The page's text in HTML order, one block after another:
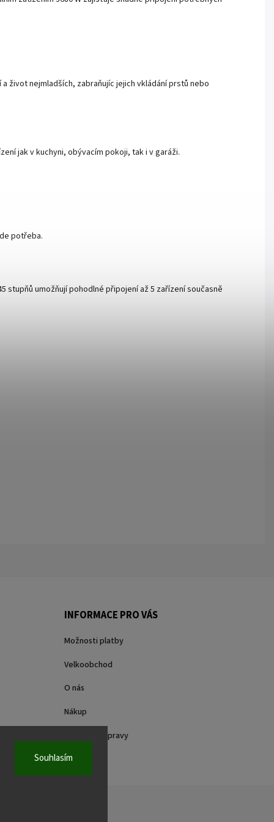
Souhlasím
život nejmladších, zabraňujíc jejich vkládání prstů nebo
jak v kuchyni, obývacím pokoji, tak i v garáži.
potřeba.
stupňů umožňují pohodlné připojení až 5 zařízení současně
INFORMACE PRO VÁS
Možnosti platby
Velkoobchod
O nás
Nákup
Způsoby dopravy